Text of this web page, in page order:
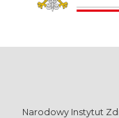
Narodowy Instytut